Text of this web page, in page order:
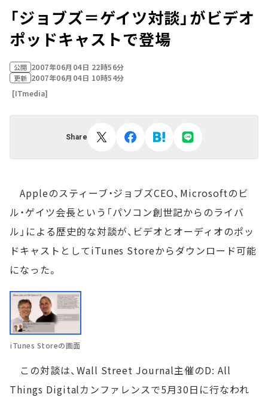
「ジョブズ＝ゲイツ対談」がビデオ
ポッドキャストで登場
公開 2007年06月04日 22時56分
更新 2007年06月04日 10時54分
[ITmedia]
Share
Appleのスティーブ・ジョブズCEO、Microsoftのビ
ル・ゲイツ会長という「パソコン創世記からのライバ
ル」による歴史的な対談が、ビデオとオーディオのポッ
ドキャストとしてiTunes Storeからダウンロード可能
になった。
iTunes Storeの画面
この対談は、Wall Street Journal主催のD: All
Things Digitalカンファレンスで5月30日に行なわれ